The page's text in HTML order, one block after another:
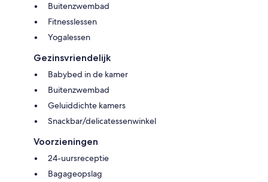
Buitenzwembad
Fitnesslessen
Yogalessen
Gezinsvriendelijk
Babybed in de kamer
Buitenzwembad
Geluiddichte kamers
Snackbar/delicatessenwinkel
Voorzieningen
24-uursreceptie
Bagageopslag